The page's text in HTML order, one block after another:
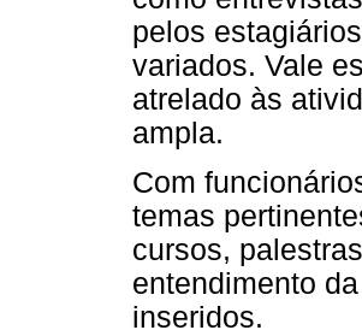
pelos
variados. Vale
atrelado às
ampla.
Com
temas
cursos,
entendimento
inseridos.